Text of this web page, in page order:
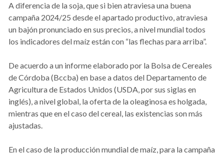
A diferencia de la soja, que si bien atraviesa una buena
campaña 2024/25 desde el apartado productivo, atraviesa
un bajón pronunciado en sus precios, a nivel mundial todos
los indicadores del maíz están con “las flechas para arriba”.
De acuerdo a un informe elaborado por la Bolsa de Cereales
de Córdoba (Bccba) en base a datos del Departamento de
Agricultura de Estados Unidos (USDA, por sus siglas en
inglés), a nivel global, la oferta de la oleaginosa es holgada,
mientras que en el caso del cereal, las existencias son más
ajustadas.
En el caso de la producción mundial de maíz, para la campaña